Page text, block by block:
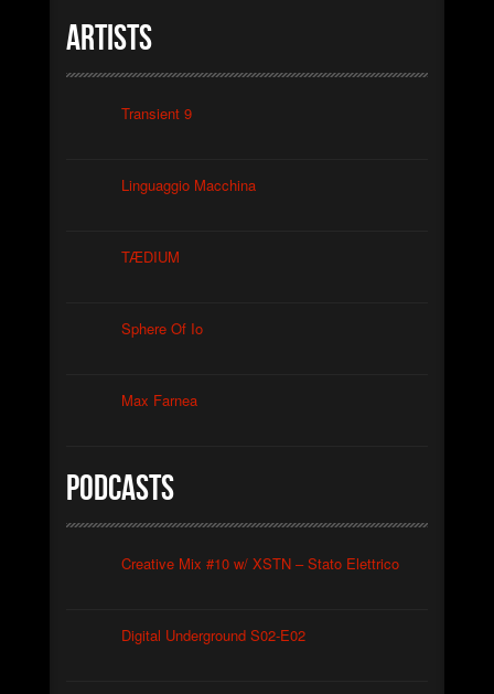
Artists
Transient 9
Linguaggio Macchina
TÆDIUM
Sphere Of Io
Max Farnea
Podcasts
Creative Mix #10 w/ XSTN – Stato Elettrico
Digital Underground S02-E02